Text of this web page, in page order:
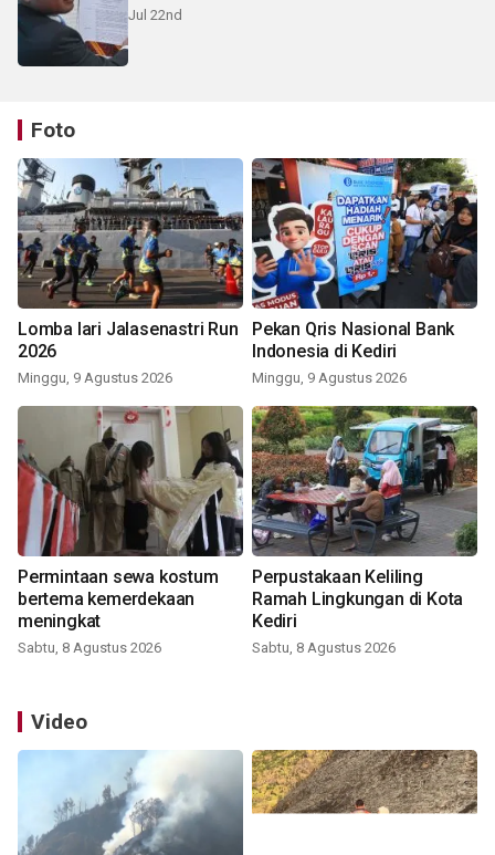
Jul 22nd
Foto
Lomba lari Jalasenastri Run
2026
Minggu, 9 Agustus 2026
Pekan Qris Nasional Bank
Indonesia di Kediri
Minggu, 9 Agustus 2026
Permintaan sewa kostum
bertema kemerdekaan
meningkat
Sabtu, 8 Agustus 2026
Perpustakaan Keliling
Ramah Lingkungan di Kota
Kediri
Sabtu, 8 Agustus 2026
Video